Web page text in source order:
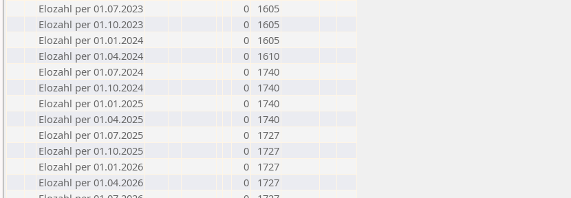
Elozahl per 01.07.2023
0
1605
Elozahl per 01.10.2023
0
1605
Elozahl per 01.01.2024
0
1605
Elozahl per 01.04.2024
0
1610
Elozahl per 01.07.2024
0
1740
Elozahl per 01.10.2024
0
1740
Elozahl per 01.01.2025
0
1740
Elozahl per 01.04.2025
0
1740
Elozahl per 01.07.2025
0
1727
Elozahl per 01.10.2025
0
1727
Elozahl per 01.01.2026
0
1727
Elozahl per 01.04.2026
0
1727